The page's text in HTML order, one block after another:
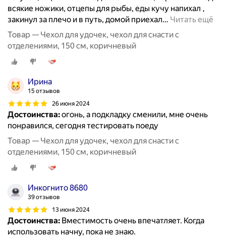
всякие ножики, отцепы для рыбы, еды кучу напихал ,
закинул за плечо и в путь, домой приехал… Читать ещё
Товар — Чехол для удочек, чехол для снасти с
отделениями, 150 см, коричневый
Ирина
15 отзывов
26 июня 2024
Достоинства:огонь, а подкладку сменили, мне очень
понравился, сегодня тестировать поеду
Товар — Чехол для удочек, чехол для снасти с
отделениями, 150 см, коричневый
Инкогнито 8680
39 отзывов
13 июня 2024
Достоинства: Вместимость очень впечатляет. Когда
использовать начну, пока не знаю.